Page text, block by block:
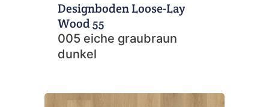
Designboden Loose-Lay
Wood 55
005 eiche graubraun
dunkel